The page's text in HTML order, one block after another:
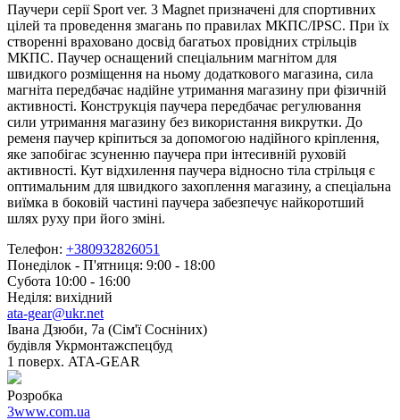
Паучери серії Sport ver. 3 Magnet призначені для спортивних
цілей та проведення змагань по правилах МКПС/IPSC. При їх
створенні враховано досвід багатьох провідних стрільців
МКПС. Паучер оснащений спеціальним магнітом для
швидкого розміщення на ньому додаткового магазина, сила
магніта передбачає надійне утримання магазину при фізичній
активності. Конструкція паучера передбачає регулювання
сили утримання магазину без використання викрутки. До
ременя паучер кріпиться за допомогою надійного кріплення,
яке запобігає зсуненню паучера при інтесивній руховій
активності. Кут відхилення паучера відносно тіла стрільця є
оптимальним для швидкого захоплення магазину, а спеціальна
виїмка в боковій частині паучера забезпечує найкоротший
шлях руху при його зміні.
Телефон: +380932826051
Понеділок - П'ятниця: 9:00 - 18:00
Субота 10:00 - 16:00
Неділя: вихідний
ata-gear@ukr.net
Івана Дзюби, 7а (Сім'ї Сосніних)
будівля Укрмонтажспецбуд
1 поверх. ATA-GEAR
Розробка
3www.com.ua